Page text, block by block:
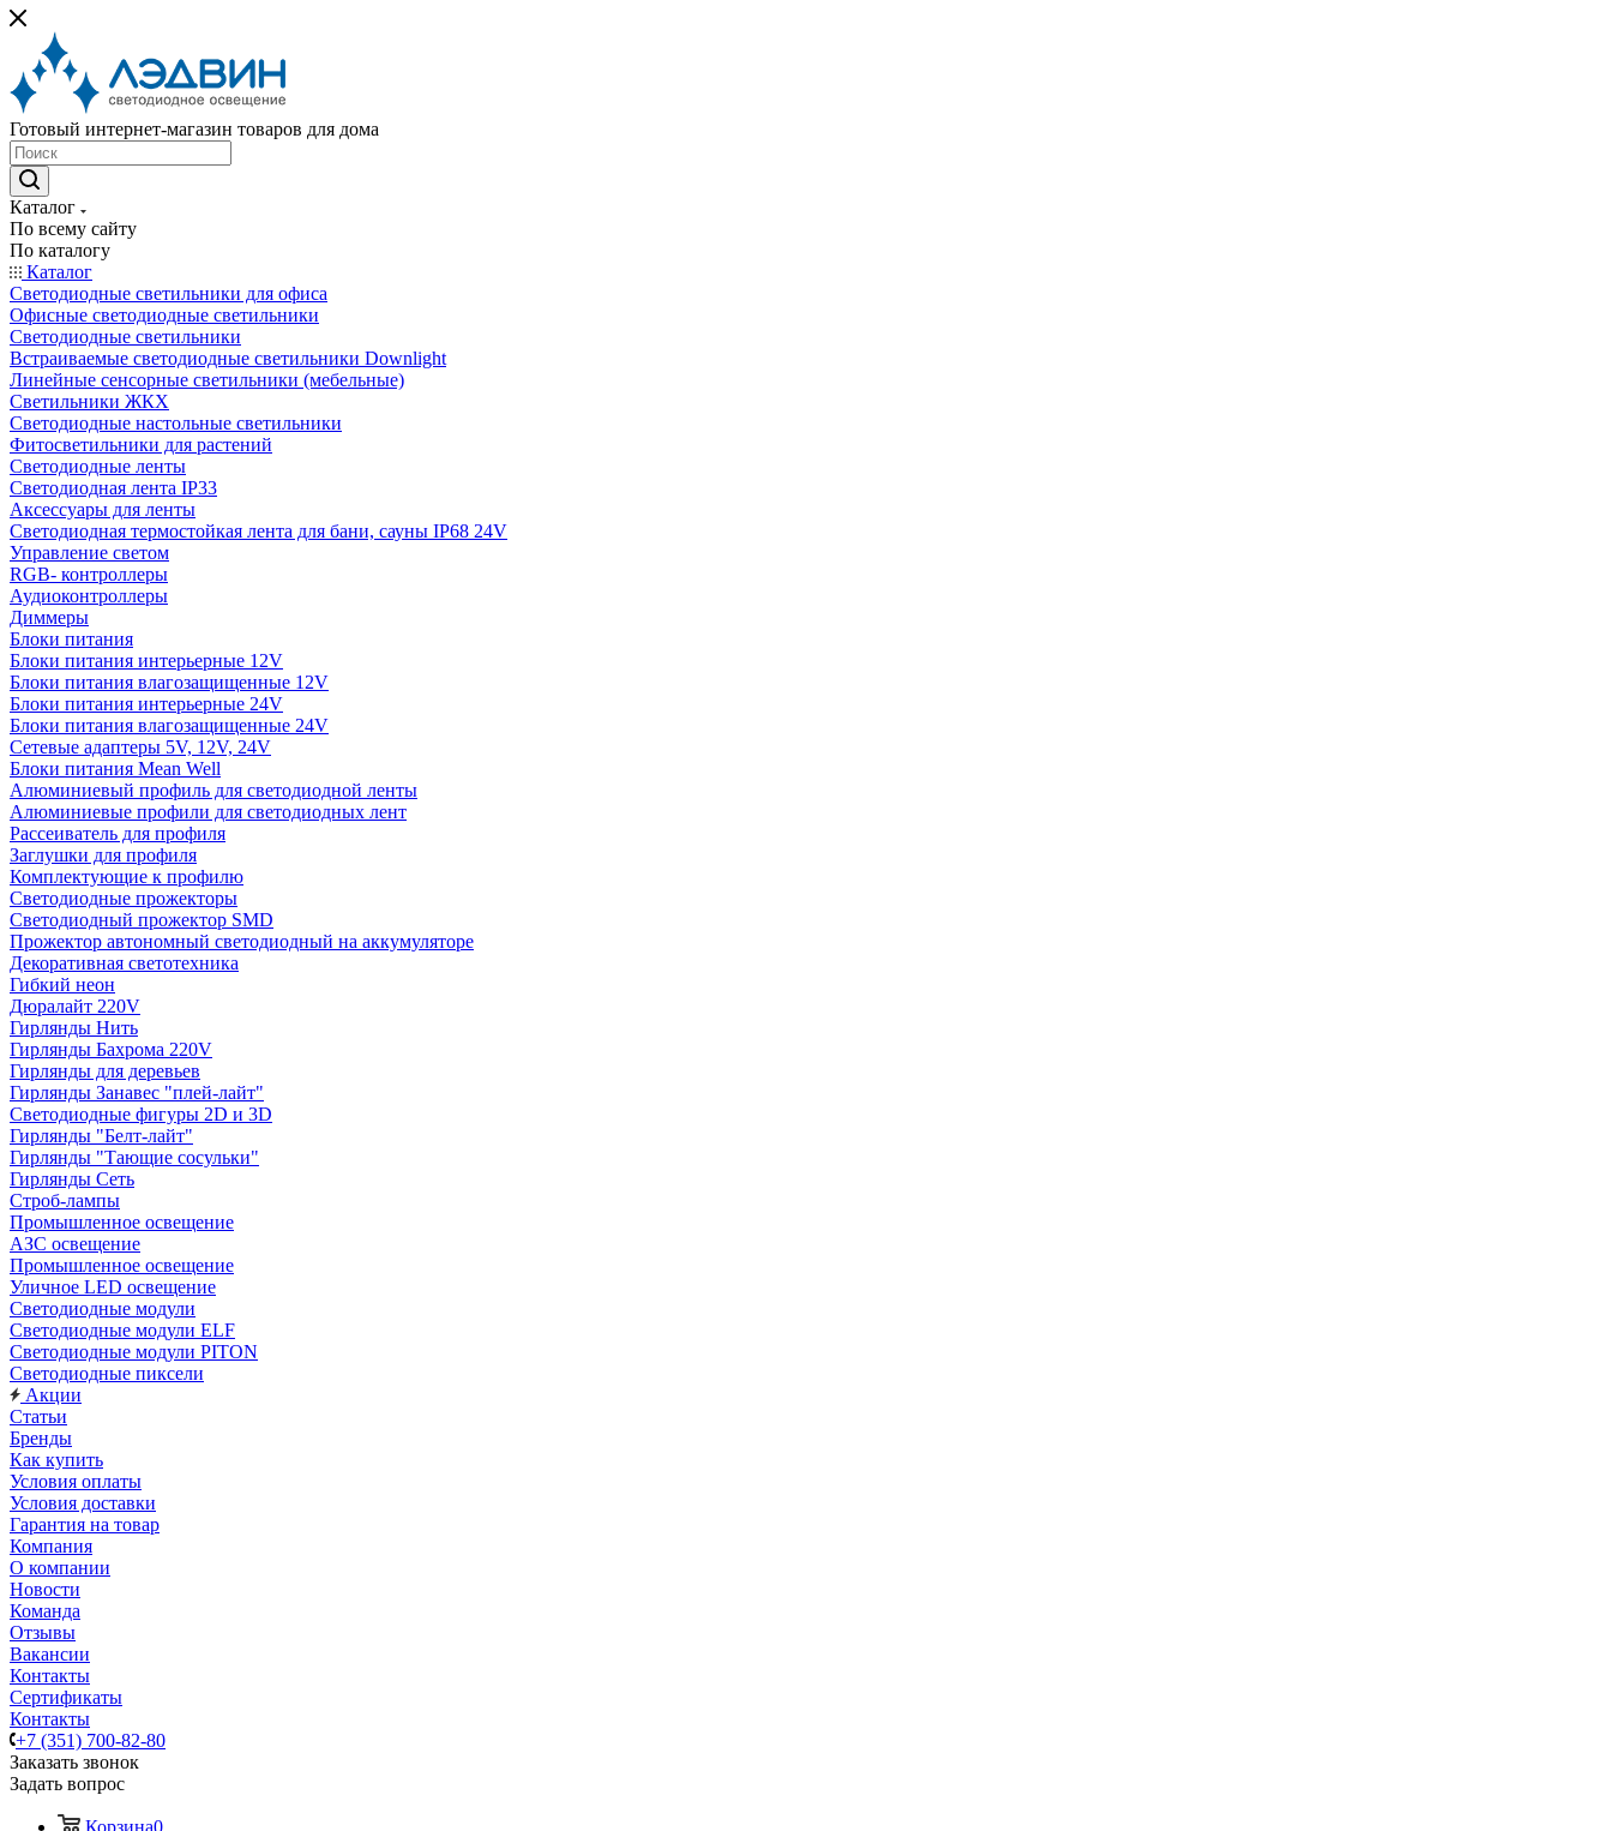
Готовый интернет-магазин товаров для дома
Каталог
По всему сайту
По каталогу
Каталог
Светодиодные светильники для офиса
Офисные светодиодные светильники
Светодиодные светильники
Встраиваемые светодиодные светильники Downlight
Линейные сенсорные светильники (мебельные)
Светильники ЖКХ
Светодиодные настольные светильники
Фитосветильники для растений
Светодиодные ленты
Светодиодная лента IP33
Аксессуары для ленты
Светодиодная термостойкая лента для бани, сауны IP68 24V
Управление светом
RGB- контроллеры
Аудиоконтроллеры
Диммеры
Блоки питания
Блоки питания интерьерные 12V
Блоки питания влагозащищенные 12V
Блоки питания интерьерные 24V
Блоки питания влагозащищенные 24V
Сетевые адаптеры 5V, 12V, 24V
Блоки питания Mean Well
Алюминиевый профиль для светодиодной ленты
Алюминиевые профили для светодиодных лент
Рассеиватель для профиля
Заглушки для профиля
Комплектующие к профилю
Светодиодные прожекторы
Светодиодный прожектор SMD
Прожектор автономный светодиодный на аккумуляторе
Декоративная светотехника
Гибкий неон
Дюралайт 220V
Гирлянды Нить
Гирлянды Бахрома 220V
Гирлянды для деревьев
Гирлянды Занавес "плей-лайт"
Светодиодные фигуры 2D и 3D
Гирлянды "Белт-лайт"
Гирлянды "Тающие сосульки"
Гирлянды Сеть
Строб-лампы
Промышленное освещение
АЗС освещение
Промышленное освещение
Уличное LED освещение
Светодиодные модули
Светодиодные модули ELF
Светодиодные модули PITON
Светодиодные пиксели
Акции
Статьи
Бренды
Как купить
Условия оплаты
Условия доставки
Гарантия на товар
Компания
О компании
Новости
Команда
Отзывы
Вакансии
Контакты
Сертификаты
Контакты
+7 (351) 700-82-80
Заказать звонок
Задать вопрос
Корзина0